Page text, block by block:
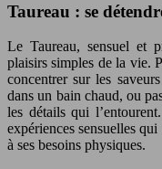
Taureau : se
Le Taureau, sensuel et
plaisirs simples de la vie.
concentrer sur les
dans un bain chaud, ou
les détails qui
expériences sensuelles
à ses besoins physiques.